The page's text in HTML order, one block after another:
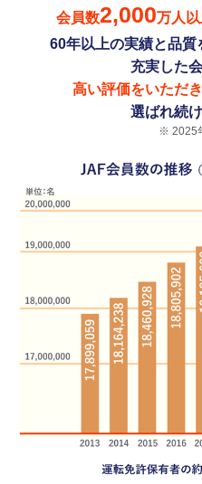
会員数2,000万人
60年以上の実績と品質
充実した
高い評価をいただ
選ばれ続
2025